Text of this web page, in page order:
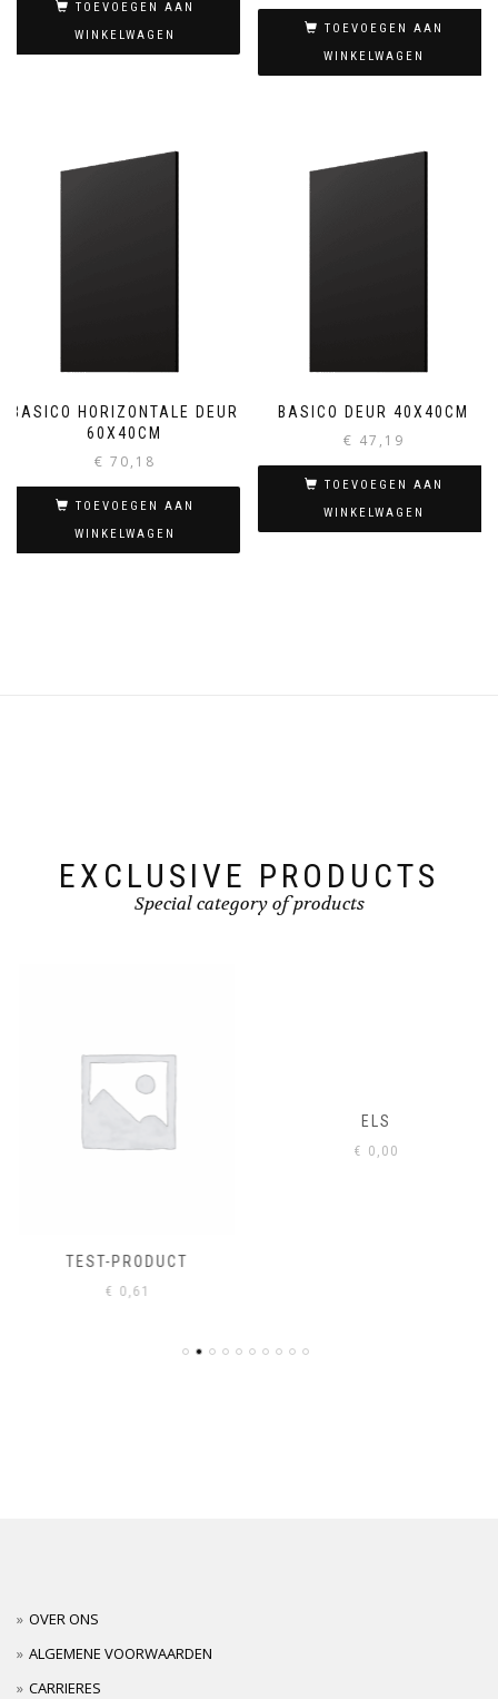
TOEVOEGEN AAN
WINKELWAGEN
TOEVOEGEN AAN
WINKELWAGEN
BASICO HORIZONTALE DEUR
60X40CM
€ 70,18
TOEVOEGEN AAN
WINKELWAGEN
BASICO DEUR 40X40CM
€ 47,19
TOEVOEGEN AAN
WINKELWAGEN
EXCLUSIVE PRODUCTS
Special category of products
TEST-PRODUCT
€0,61
ELS
€0,00
OVER ONS
ALGEMENE VOORWAARDEN
CARRIERES